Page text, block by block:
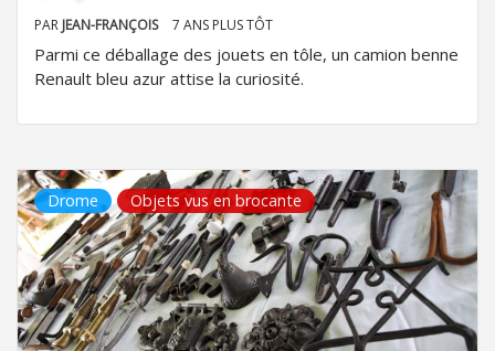
PAR JEAN-FRANÇOIS 7 ANS PLUS TÔT
Parmi ce déballage des jouets en tôle, un camion benne
Renault bleu azur attise la curiosité.
Drome Objets vus en brocante